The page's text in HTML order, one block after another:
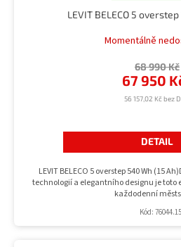
LEVIT BELECO 5
Momentálně
56 157,02 Kč bez
67 950
68 990 Kč
DETAIL
LEVIT BELECO 5 overstep 540 Wh (15
technologií a elegantního designu je toto
každodenní
Kód: 76044.15